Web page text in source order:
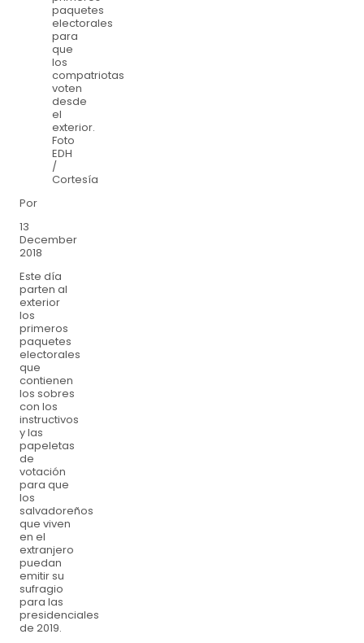
paquetes
electorales
para
que
los
compatriotas
voten
desde
el
exterior.
Foto
EDH
/
Cortesía
Por
13
December
2018
Este día
parten al
exterior
los
primeros
paquetes
electorales
que
contienen
los sobres
con los
instructivos
y las
papeletas
de
votación
para que
los
salvadoreños
que viven
en el
extranjero
puedan
emitir su
sufragio
para las
presidenciales
de 2019.